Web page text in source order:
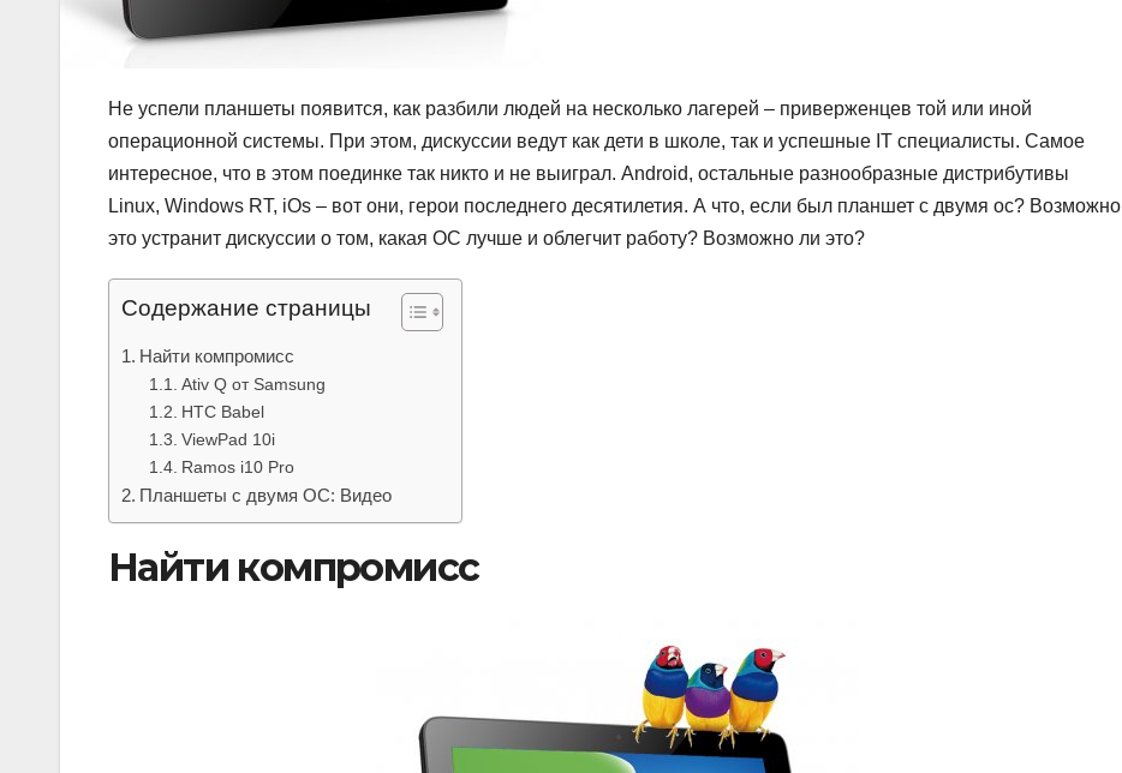
Не успели планшеты появится, как разбили людей на несколько лагерей – приверженцев той или иной
операционной системы. При этом, дискуссии ведут как дети в школе, так и успешные IT специалисты. Самое
интересное, что в этом поединке так никто и не выиграл. Android, остальные разнообразные дистрибутивы
Linux, Windows RT, iOs – вот они, герои последнего десятилетия. А что, если был планшет с двумя ос? Возможно
это устранит дискуссии о том, какая ОС лучше и облегчит работу? Возможно ли это?
Содержание страницы
Найти компромисс
Ativ Q от Samsung
HTC Babel
ViewPad 10i
Ramos i10 Pro
Планшеты с двумя ОС: Видео
Найти компромисс